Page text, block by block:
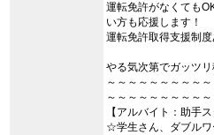
運転免許がなくても
い方も応援します！
運転免許取得支援制度
やる気次第でガッツリ
～～～～～～～～～
～～～～～～～～～～
【アルバイト：助手
☆学生さん、ダブルワ